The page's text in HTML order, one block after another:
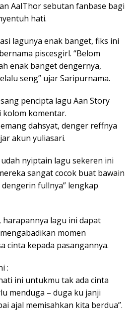
AalThor sebutan fanbase bagi
hati.
lagunya enak banget, fiks ini
piscesgirl. “Belom
enak banget dengernya,
seng” ujar Saripurnama.
pencipta lagu Aan Story
komentar.
dahsyat, denger reffnya
akun yuliasari.
nyiptain lagu sekeren ini
sangat cocok buat bawain
fullnya” lengkap
harapannya lagu ini dapat
momen
cinta kepada pasangannya.
:
ini untukmu tak ada cinta
menduga – duga ku janji
ajal memisahkan kita berdua”.